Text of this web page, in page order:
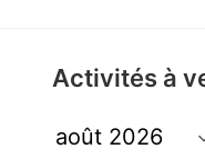
Activités à